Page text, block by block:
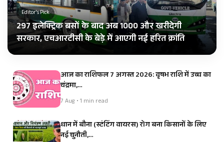
Editor's Pick
297 इलेक्ट्रिक बसों के बाद अब 1000 और खरीदेगी
सरकार, एचआरटीसी के बेड़े में आएगी नई हरित क्रांति
आज का राशिफल 7 अगस्त 2026: वृषभ राशि में उच्च का
चंद्रमा,…
7 Aug • 1 min read
धान में बौना (स्टंटिंग वायरस) रोग बना किसानों के लिए
नई चुनौती,…